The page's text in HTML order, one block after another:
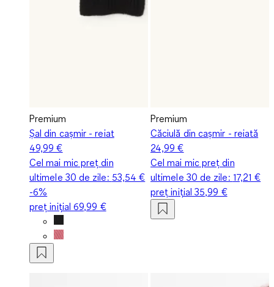
Premium
Șal din cașmir - reiat
49,99 €
Cel mai mic preț din
ultimele 30 de zile: 53,54 €
-6%
preț inițial69,99 €
Premium
Căciulă din cașmir - reiată
24,99 €
Cel mai mic preț din
ultimele 30 de zile: 17,21 €
preț inițial35,99 €